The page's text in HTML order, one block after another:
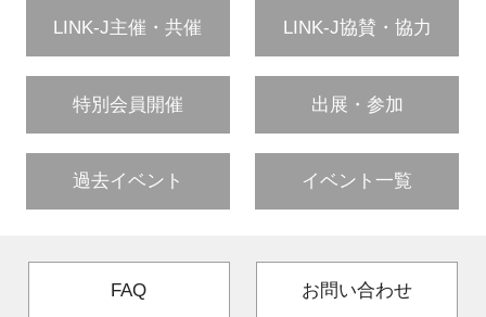
LINK-J主催・共催 LINK-J協賛・協力
特別会員開催 出展・参加
過去イベント イベント一覧
FAQ お問い合わせ